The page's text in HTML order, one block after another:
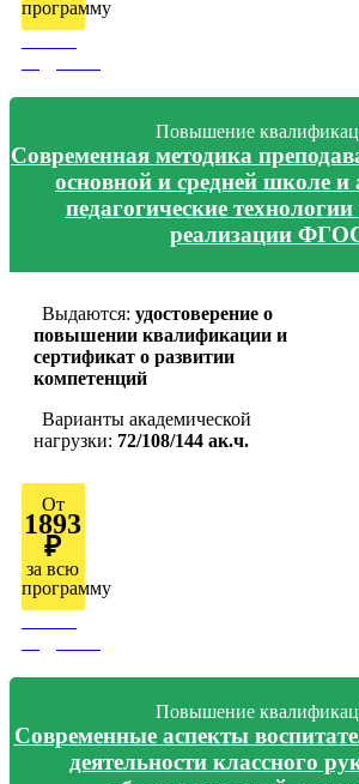
программу
Повышение
Современная методика
основной и средней школе и
педагогические
реализации
Выдаются: удостоверение о
повышении квалификации и
сертификат о развитии
компетенций
Варианты академической
нагрузки: 72/108/144 ак.ч.
От
1893
₽
за всю
программу
Повышение
Современные аспекты
деятельности классного